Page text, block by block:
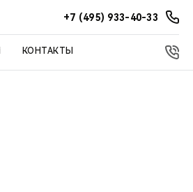
+7 (495) 933-40-33
КОНТАКТЫ